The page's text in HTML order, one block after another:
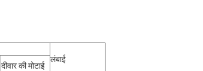
लंबाई
दीवार की मोटाई